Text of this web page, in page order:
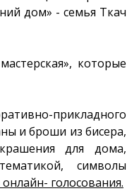
дом» - семья Ткач
которые
прикладного
и броши из бисера,
для дома,
символы
голосования.